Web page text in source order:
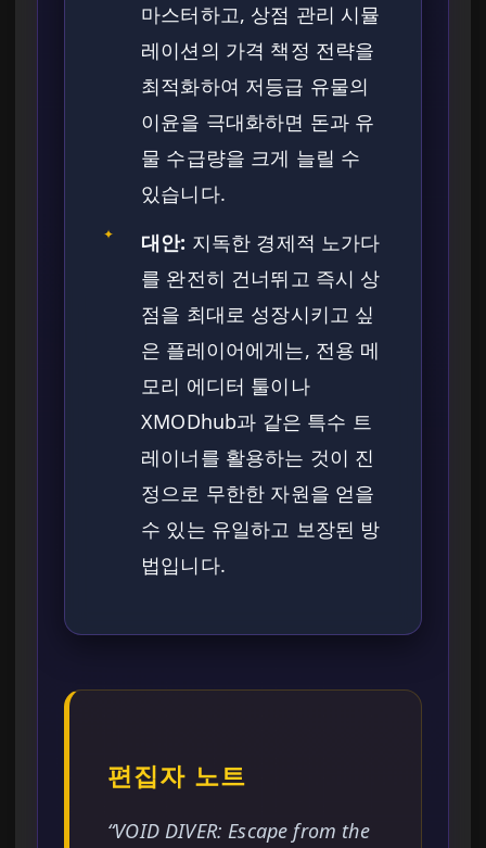
마스터하고, 상점 관리 시뮬
레이션의 가격 책정 전략을
최적화하여 저등급 유물의
이윤을 극대화하면 돈과 유
물 수급량을 크게 늘릴 수
있습니다.
✦ 대안: 지독한 경제적 노가다
를 완전히 건너뛰고 즉시 상
점을 최대로 성장시키고 싶
은 플레이어에게는, 전용 메
모리 에디터 툴이나
XMODhub과 같은 특수 트
레이너를 활용하는 것이 진
정으로 무한한 자원을 얻을
수 있는 유일하고 보장된 방
법입니다.
편집자 노트
“VOID DIVER: Escape from the